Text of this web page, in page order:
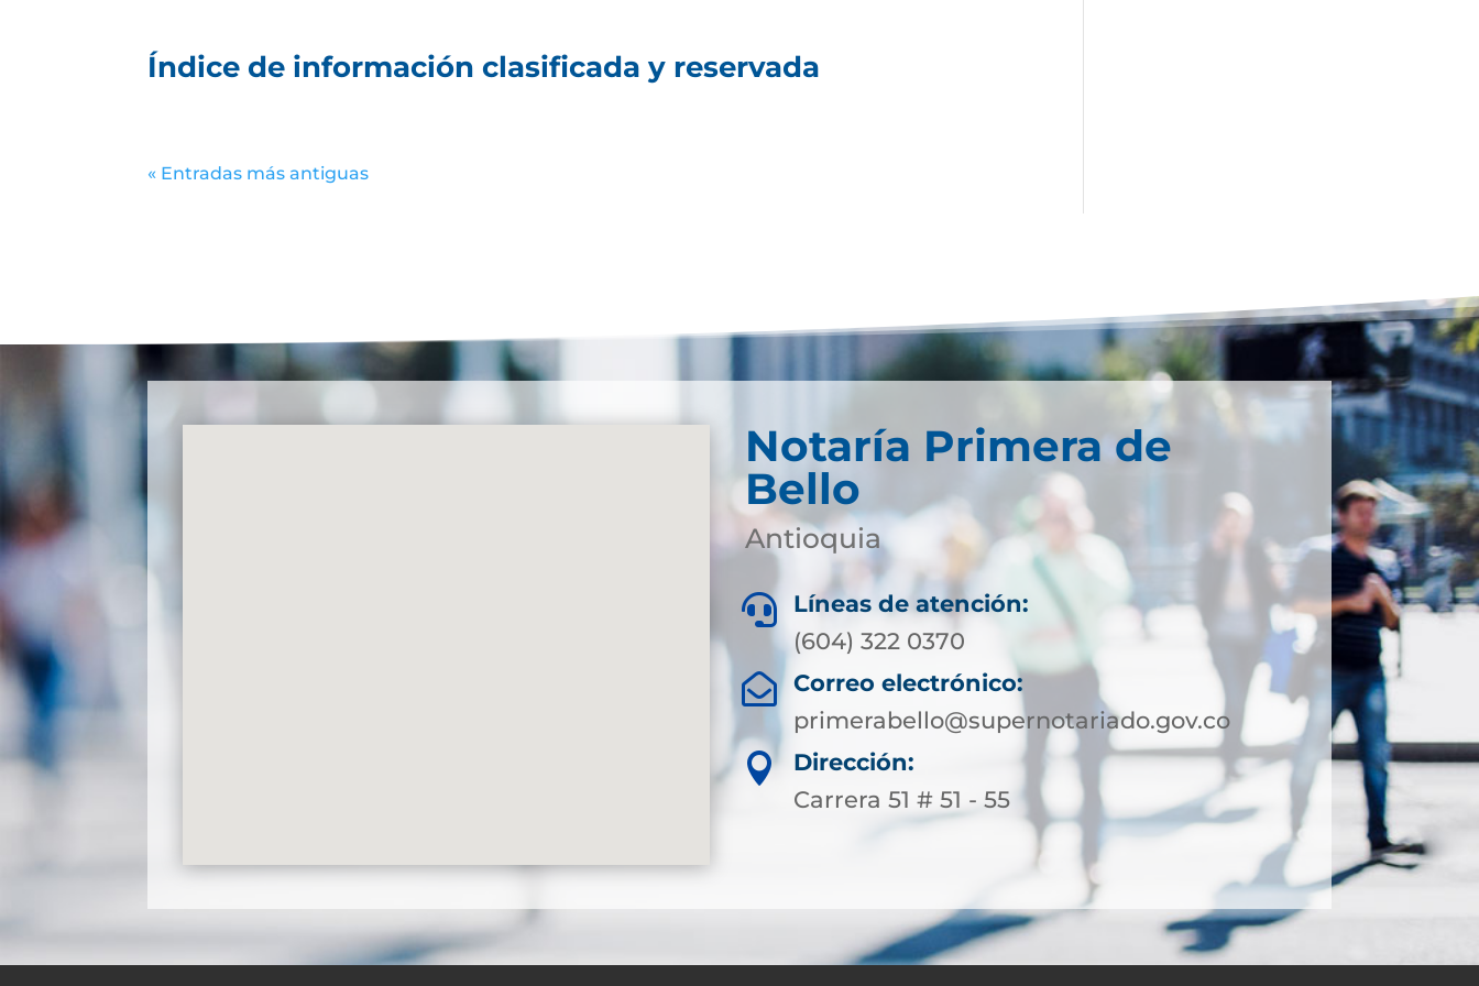
Índice de información clasificada y reservada
« Entradas más antiguas
Notaría Primera de
Bello
Antioquia

Líneas de atención:
(604) 322 0370

Correo electrónico:
primerabello@supernotariado.gov.co

Dirección:
Carrera 51 # 51 - 55